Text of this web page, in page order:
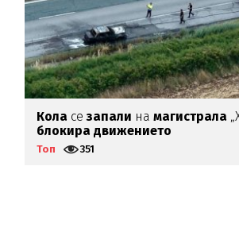
Кола сезапали намагистрала
блокира движението
Топ 351